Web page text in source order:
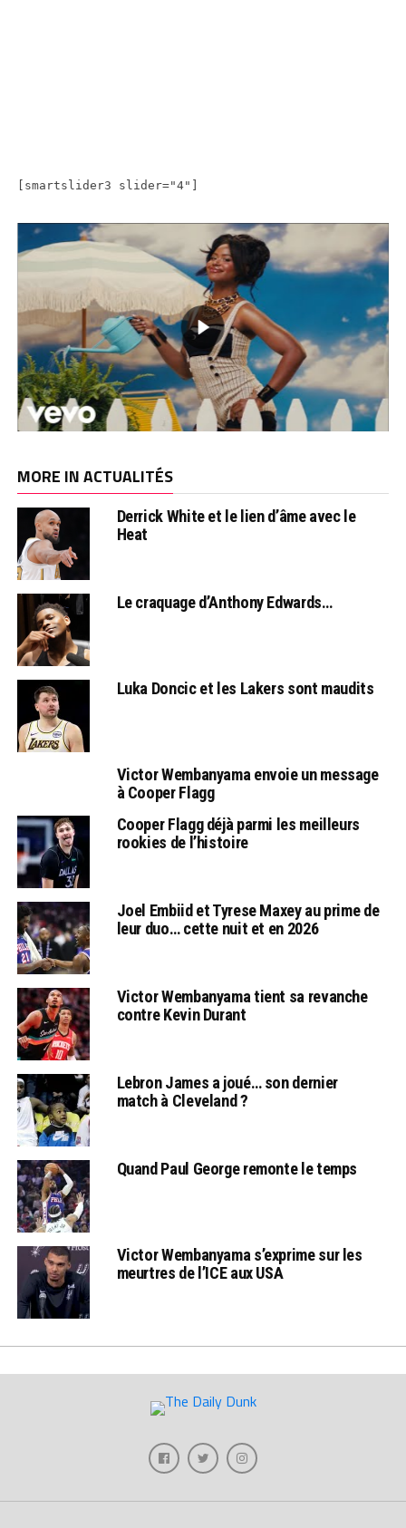
[smartslider3 slider="4"]
MORE IN ACTUALITÉS
Derrick White et le lien d’âme avec le
Heat
Le craquage d’Anthony Edwards…
Luka Doncic et les Lakers sont maudits
Victor Wembanyama envoie un message
à Cooper Flagg
Cooper Flagg déjà parmi les meilleurs
rookies de l’histoire
Joel Embiid et Tyrese Maxey au prime de
leur duo… cette nuit et en 2026
Victor Wembanyama tient sa revanche
contre Kevin Durant
Lebron James a joué… son dernier
match à Cleveland ?
Quand Paul George remonte le temps
Victor Wembanyama s’exprime sur les
meurtres de l’ICE aux USA